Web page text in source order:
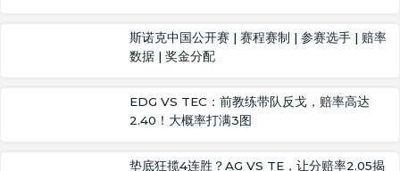
斯诺克中国公开赛 | 赛程赛制 | 参赛选手 | 赔率
数据 | 奖金分配
EDG VS TEC：前教练带队反戈，赔率高达
2.40！大概率打满3图
垫底狂揽4连胜？AG VS TE，让分赔率2.05揭